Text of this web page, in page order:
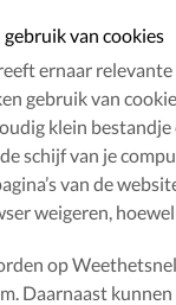
van cookies
ernaar
gebruik van
klein
schijf van je
van de
weigeren,
op
Daarnaast